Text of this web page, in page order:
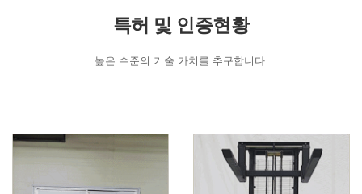
특허 및 인증현황
높은 수준의 기술 가치를 추구합니다.